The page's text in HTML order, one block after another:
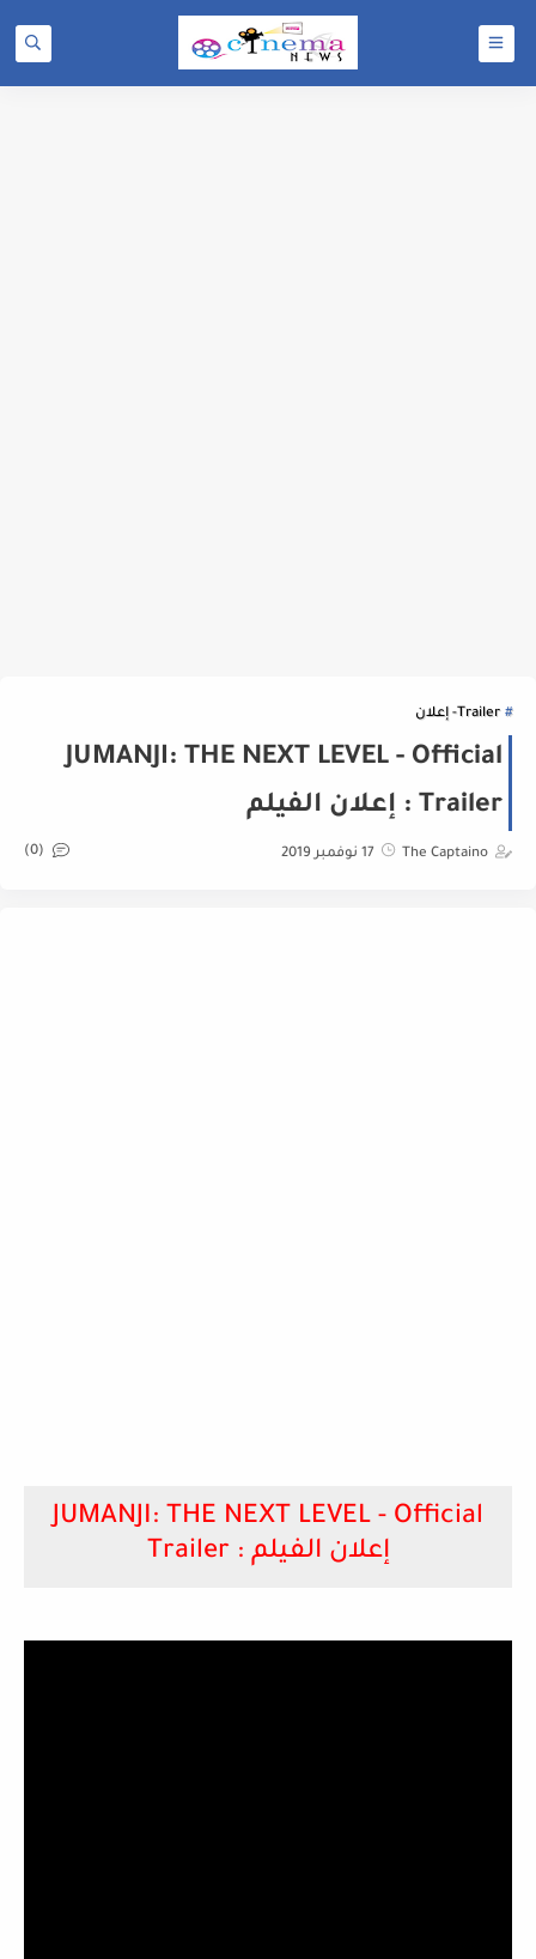
Trailer- إعلان
JUMANJI: THE NEXT LEVEL - Official
Trailer : إعلان الفيلم
The Captaino 17 نوفمبر 2019 (0)
JUMANJI: THE NEXT LEVEL - Official
Trailer : إعلان الفيلم